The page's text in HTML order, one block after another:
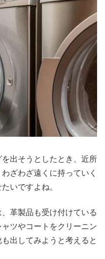
出そうとしたとき、近所
ざわざ遠くに持っていく
いですよね。
革製品も受け付けている
ツやコートをクリーニン
出してみようと考えると